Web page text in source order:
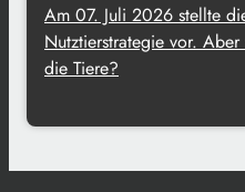
Am 07. Juli 2026 stellte
Nutztierstrategie vor.
die Tiere?